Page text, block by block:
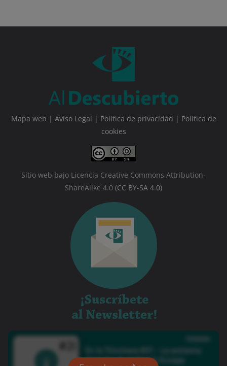
Mapa web | Aviso Legal | Política de privacidad | Política de
cookies
Sitio web bajo Licencia Creative Commons Attribution-
ShareAlike 4.0 (CC BY-SA 4.0)